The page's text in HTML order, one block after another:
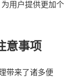
用户提供更加个
意事项
带来了诸多便